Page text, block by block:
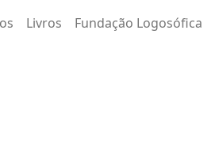
Livros Fundação Logosófica